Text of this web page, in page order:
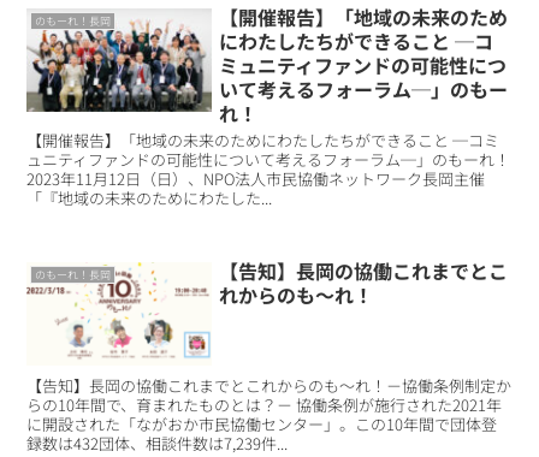
のもーれ！長岡
【開催報告】「地域の未来のため
にわたしたちができること ─コ
ミュニティファンドの可能性につ
いて考えるフォーラム─」のもー
れ！
【開催報告】「地域の未来のためにわたしたちができること ─コミ
ュニティファンドの可能性について考えるフォーラム─」のもーれ！
2023年11月12日（日）、NPO法人市民協働ネットワーク長岡主催
「『地域の未来のためにわたした...
のもーれ！長岡
【告知】長岡の協働これまでとこ
れからのも～れ！
【告知】長岡の協働これまでとこれからのも～れ！－協働条例制定か
らの10年間で、育まれたものとは？－ 協働条例が施行された2021年
に開設された「ながおか市民協働センター」。この10年間で団体登
録数は432団体、相談件数は7,239件...